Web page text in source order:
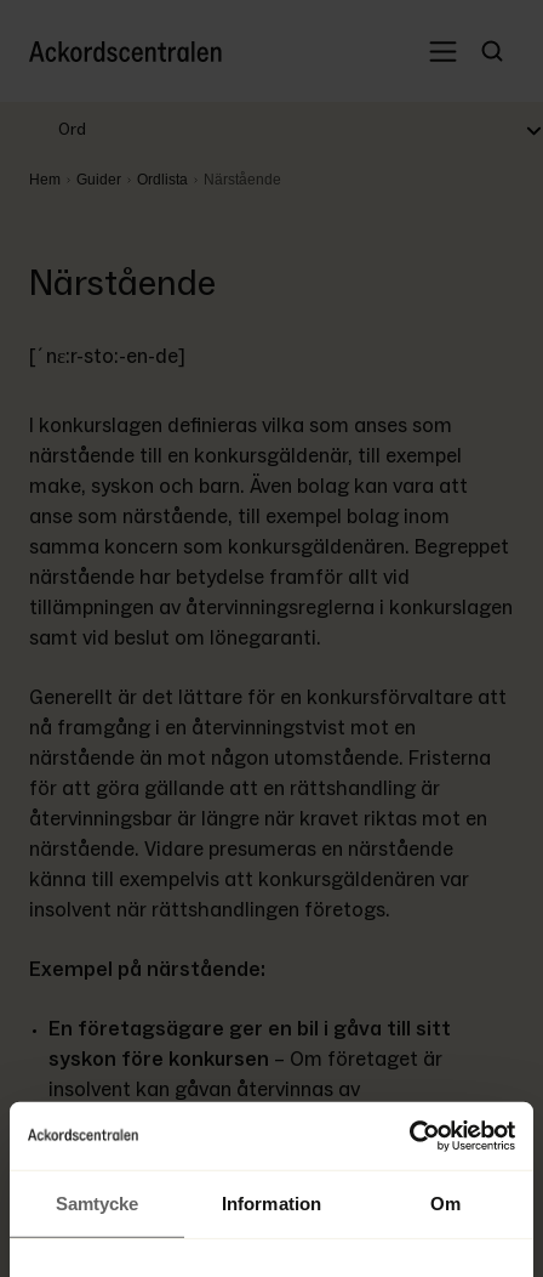
Samtycke Information Om
Hem Guider Ordlista Närstående
Ord
Närstående
[´nɛ:r-sto:-en-de]
I konkurslagen definieras vilka som anses som
närstående till en konkursgäldenär, till exempel
make, syskon och barn. Även bolag kan vara att
anse som närstående, till exempel bolag inom
samma koncern som konkursgäldenären. Begreppet
närstående har betydelse framför allt vid
tillämpningen av återvinningsreglerna i konkurslagen
samt vid beslut om lönegaranti.
Generellt är det lättare för en konkursförvaltare att
nå framgång i en återvinningstvist mot en
närstående än mot någon utomstående. Fristerna
för att göra gällande att en rättshandling är
återvinningsbar är längre när kravet riktas mot en
närstående. Vidare presumeras en närstående
känna till exempelvis att konkursgäldenären var
insolvent när rättshandlingen företogs.
Exempel på närstående:
En företagsägare ger en bil i gåva till sitt
syskon före konkursen – Om företaget är
insolvent kan gåvan återvinnas av
konkursförvaltaren, eftersom syskon räknas som
närstående och återvinningsfristen är tre år. Om
ett år.